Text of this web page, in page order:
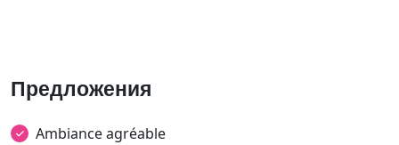
Предложения
Ambiance agréable